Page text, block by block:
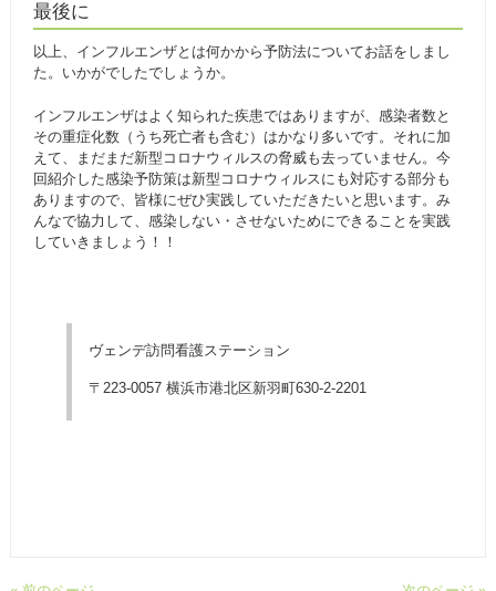
最後に
以上、インフルエンザとは何かから予防法についてお話をしまし
た。いかがでしたでしょうか。
インフルエンザはよく知られた疾患ではありますが、感染者数と
その重症化数（うち死亡者も含む）はかなり多いです。それに加
えて、まだまだ新型コロナウィルスの脅威も去っていません。今
回紹介した感染予防策は新型コロナウィルスにも対応する部分も
ありますので、皆様にぜひ実践していただきたいと思います。み
んなで協力して、感染しない・させないためにできることを実践
していきましょう！！
ヴェンデ訪問看護ステーション
〒223-0057 横浜市港北区新羽町630-2-2201